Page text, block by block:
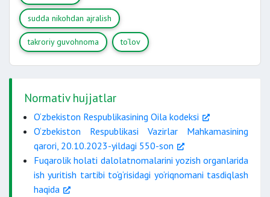
sudda nikohdan ajralish
takroriy guvohnoma to‘lov
Normativ hujjatlar
O‘zbekiston Respublikasining Oila kodeksi
O‘zbekiston Respublikasi Vazirlar Mahkamasining
qarori, 20.10.2023-yildagi 550-son
Fuqarolik holati dalolatnomalarini yozish organlarida
ish yuritish tartibi to‘g‘risidagi yo‘riqnomani tasdiqlash
haqida